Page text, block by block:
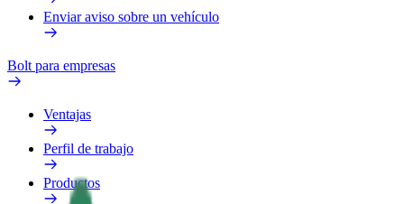
Enviar aviso sobre un vehículo
Bolt para empresas
Ventajas
Perfil de trabajo
Productos